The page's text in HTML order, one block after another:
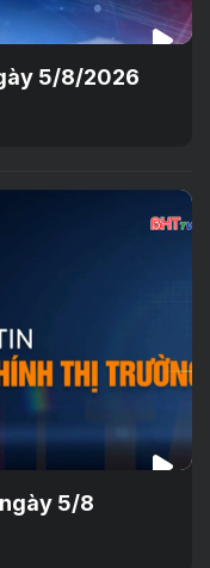
5/8/2026
5/8